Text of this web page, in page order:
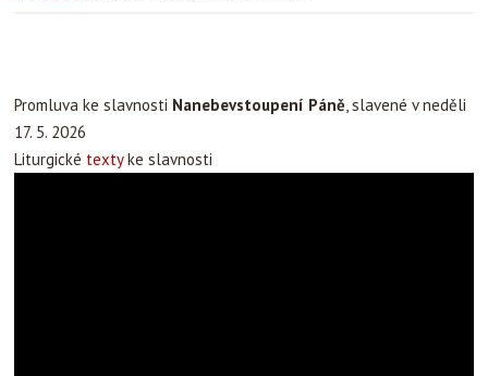
Promluva ke slavnosti Nanebevstoupení Páně, slavené v neděli
17. 5. 2026
Liturgické textyke slavnosti